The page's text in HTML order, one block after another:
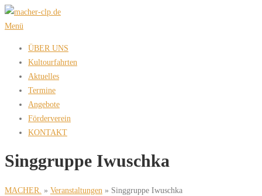
Zum
Inhalt
Menü
ÜBER UNS
Kultourfahrten
Aktuelles
Termine
Angebote
Förderverein
KONTAKT
Singgruppe Iwuschka
MACHER. » Veranstaltungen » Singgruppe Iwuschka